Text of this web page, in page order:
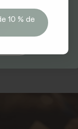
10 % de